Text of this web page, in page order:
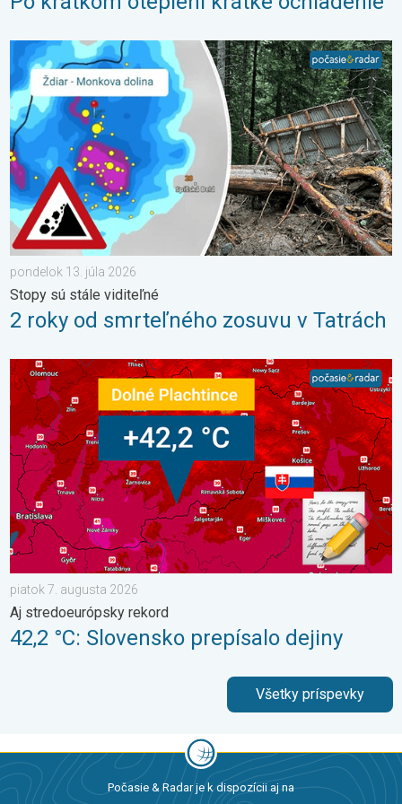
2 roky od smrteľného zosuvu v Tatrách. Stopy sú stále
pondelok 13. júla 2026
Stopy sú stále viditeľné
2 roky od smrteľného zosuvu v Tatrách
42,2 °C: Slovensko prepísalo dejiny. Aj stredoeurópsky
piatok 7. augusta 2026
Aj stredoeurópsky rekord
42,2 °C: Slovensko prepísalo dejiny
Všetky príspevky
Počasie & Radar je k dispozícii aj na